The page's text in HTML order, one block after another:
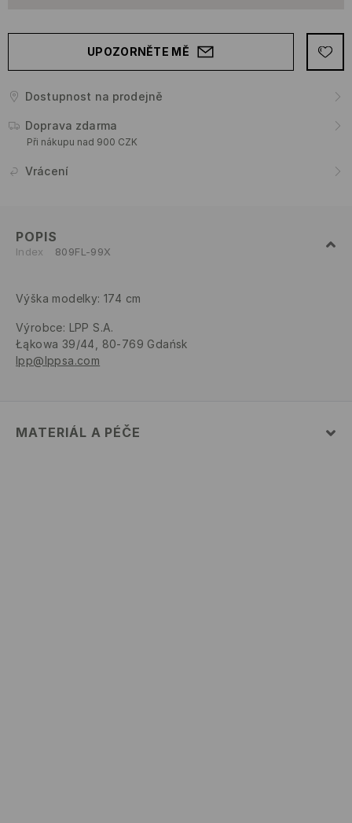
UPOZORNĚTE MĚ
Dostupnost na prodejně
Doprava zdarma
Při nákupu nad 900 CZK
Vrácení
POPIS
Index 809FL-99X
Výška modelky: 174 cm
Výrobce: LPP S.A.
Łąkowa 39/44, 80-769 Gdańsk
lpp@lppsa.com
MATERIÁL A PÉČE